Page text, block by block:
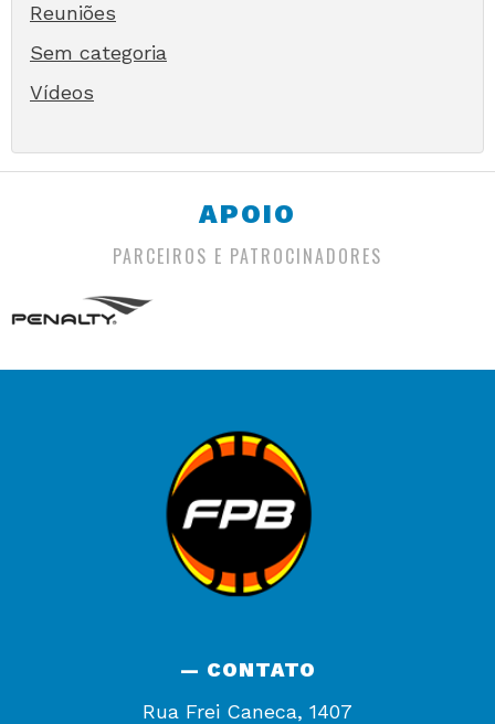
Reuniões
Sem categoria
Vídeos
APOIO
PARCEIROS E PATROCINADORES
— CONTATO
Rua Frei Caneca, 1407